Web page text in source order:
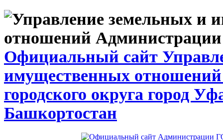
Официальный сайт
имущественных
городского округа город
Башкортостан